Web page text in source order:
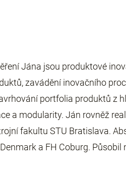
Jána jsou produktové
zavádění inovačního
portfolia produktů z
a modularity. Ján rovněž
fakultu STU Bratislava.
a FH Coburg.